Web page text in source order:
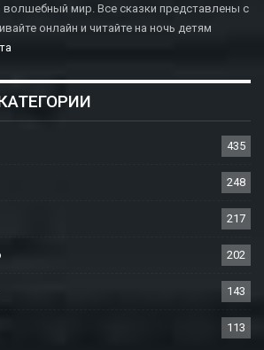
волшебный мир. Все сказки представлены с
онлайн и читайте на ночь детям
435
248
217
202
143
113